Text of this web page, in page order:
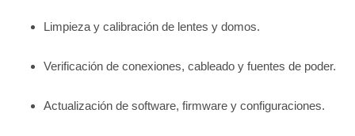
Limpieza y calibración de lentes y domos.
Verificación de conexiones, cableado y fuentes de poder.
Actualización de software, firmware y configuraciones.